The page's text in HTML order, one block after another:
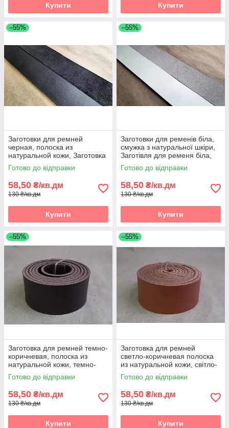
Купити Купити
–55%
Заготовки для ремней
черная, полоска из
натуральной кожи, Заготовка
для ременя чорна, полоски зі
шкіри
Готово до відправки
58,50 ₴/кв.дм
130 ₴/кв.дм
Купити
–55%
Заготовки для ременів біла,
смужка з натуральної шкіри,
Заготівля для ременя біла,
смужки зі шкіри
Готово до відправки
58,50 ₴/кв.дм
130 ₴/кв.дм
Купити
–55%
Заготовка для ремней темно-
коричневая, полоска из
натуральной кожи, темно-
коричнева реміна полоса зі
шкіри
Готово до відправки
58,50 ₴/кв.дм
130 ₴/кв.дм
Купити
–55%
Заготовка для ремней
светло-коричневая полоска
из натуральной кожи, світло-
коричнева реміна полоса зі
шкіри
Готово до відправки
58,50 ₴/кв.дм
130 ₴/кв.дм
Купити